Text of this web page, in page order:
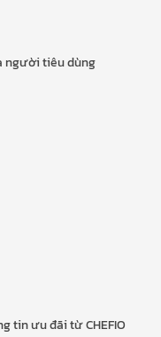
người tiêu dùng
tin ưu đãi từ CHEFIO